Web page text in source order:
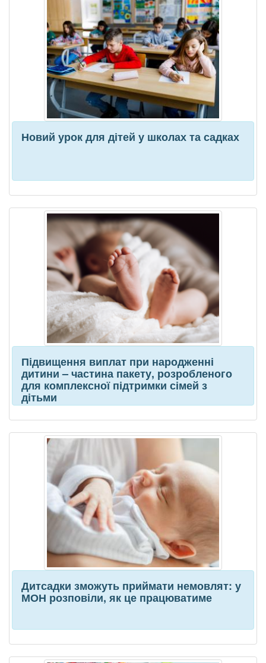
Новий урок для дітей у школах та садках
Підвищення виплат при народженні
дитини – частина пакету, розробленого
для комплексної підтримки сімей з
дітьми
Дитсадки зможуть приймати немовлят: у
МОН розповіли, як це працюватиме